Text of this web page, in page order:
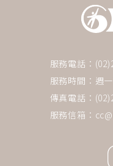
服務電話：
服務時間：週
傳真電話：
服務信箱：